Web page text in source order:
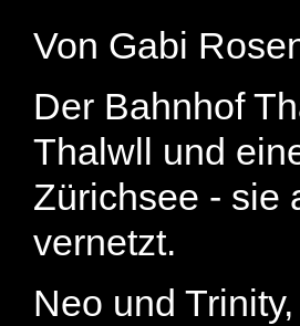
Von Gabi
Der Bahnhof
Thalwll und
Zürichsee - sie
vernetzt.
Neo und